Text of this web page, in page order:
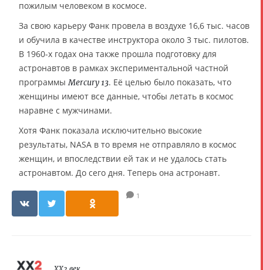
пожилым человеком в космосе.
За свою карьеру Фанк провела в воздухе 16,6 тыс. часов
и обучила в качестве инструктора около 3 тыс. пилотов.
В 1960-х годах она также прошла подготовку для
астронавтов в рамках экспериментальной частной
программыMercury 13. Её целью было показать, что
женщины имеют все данные, чтобы летать в космос
наравне с мужчинами.
Хотя Фанк показала исключительно высокие
результаты, NASA в то время не отправляло в космос
женщин, и впоследствии ей так и не удалось стать
астронавтом. До сего дня. Теперь она астронавт.
1